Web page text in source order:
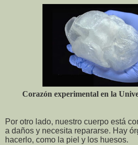
Corazón experimental en la
Por otro lado, nuestro cuerpo está
a daños y necesita repararse. Hay
hacerlo, como la piel y los huesos.